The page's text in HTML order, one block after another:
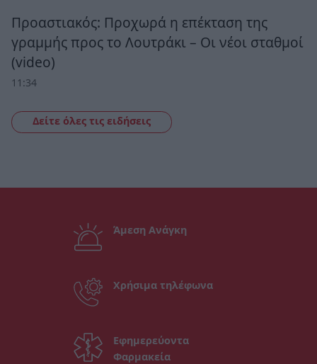
Προαστιακός: Προχωρά η επέκταση της
γραμμής προς το Λουτράκι – Οι νέοι σταθμοί
(video)
11:34
Δείτε όλες τις ειδήσεις
Άμεση Ανάγκη
Χρήσιμα τηλέφωνα
Εφημερεύοντα
Φαρμακεία